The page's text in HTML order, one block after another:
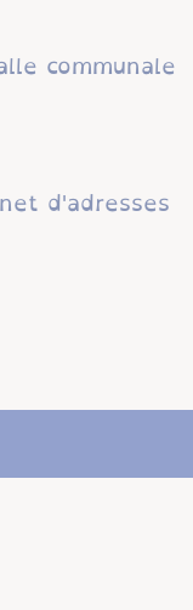
communale
d'adresses